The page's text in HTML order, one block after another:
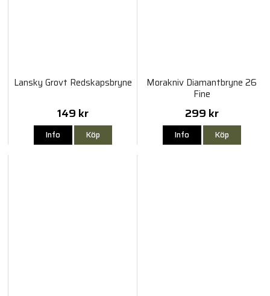
Lansky Grovt Redskapsbryne
149 kr
Info Köp
Morakniv Diamantbryne 26
Fine
299 kr
Info Köp